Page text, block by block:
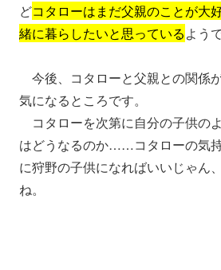
どコタローはまだ父親のことが大
緒に暮らしたいと思っているよう
今後、コタローと父親との関係
気になるところです。
コタローを次第に自分の子供の
はどうなるのか……コタローの気
に狩野の子供になればいいじゃん
ね。